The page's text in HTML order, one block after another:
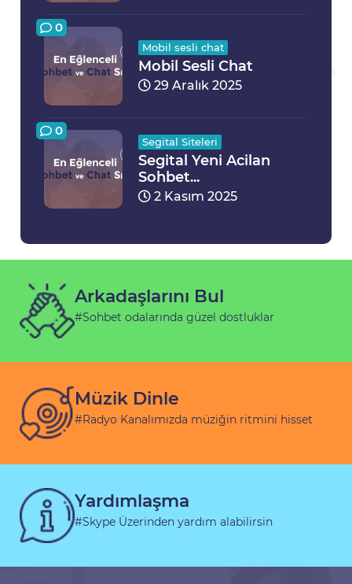
0
Mobil sesli chat
Mobil Sesli Chat
29 Aralık 2025
0
Segital Siteleri
Segital Yeni Acilan
Sohbet...
2 Kasım 2025
Arkadaşlarını Bul
#Sohbet odalarında güzel dostluklar
Müzik Dinle
#Radyo Kanalımızda müziğin ritmini hisset
Yardımlaşma
#Skype Üzerinden yardım alabilirsin